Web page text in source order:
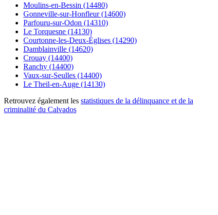
Moulins-en-Bessin (14480)
Gonneville-sur-Honfleur (14600)
Parfouru-sur-Odon (14310)
Le Torquesne (14130)
Courtonne-les-Deux-Églises (14290)
Damblainville (14620)
Crouay (14400)
Ranchy (14400)
Vaux-sur-Seulles (14400)
Le Theil-en-Auge (14130)
Retrouvez également les statistiques de la délinquance et de la
criminalité du Calvados